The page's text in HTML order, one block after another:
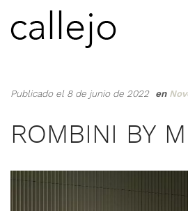
Publicado el 8 de junio de 2022 en
ROMBINI BY